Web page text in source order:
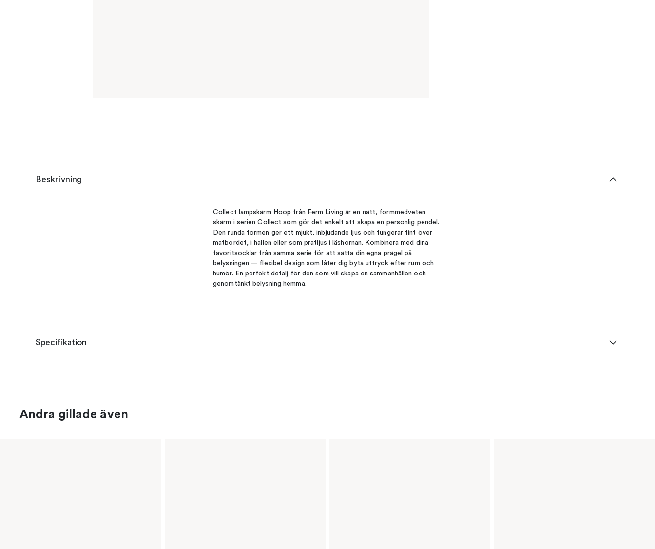
Beskrivning
Collect lampskärm Hoop från Ferm Living är en nätt, formmedveten
skärm i serien Collect som gör det enkelt att skapa en personlig pendel.
Den runda formen ger ett mjukt, inbjudande ljus och fungerar fint över
matbordet, i hallen eller som pratljus i läshörnan. Kombinera med dina
favoritsocklar från samma serie för att sätta din egna prägel på
belysningen — flexibel design som låter dig byta uttryck efter rum och
humör. En perfekt detalj för den som vill skapa en sammanhållen och
genomtänkt belysning hemma.
Specifikation
Andra gillade även